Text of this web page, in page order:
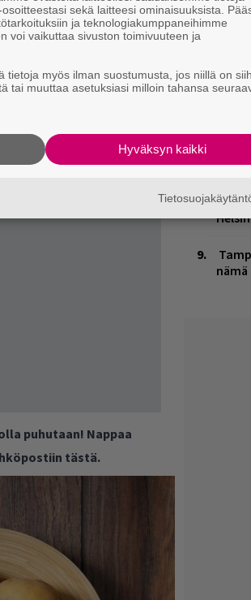
tai
21. kesäkuuta.
puhutaan! Nappaa
tästä.
10-
sekä laitteesi ominaisuuksista.
ja teknologiakumppaneihimme
voi vaikuttaa sivuston toimivuuteen ja
tietoja myös ilman suostumusta, jos niillä on
tai muuttaa asetuksiasi milloin tahansa
Hyväksyn kaikki